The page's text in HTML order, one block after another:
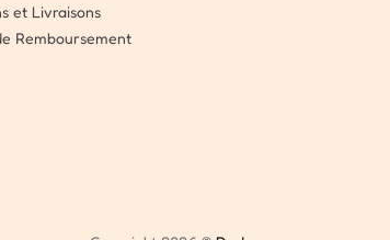
et Livraisons
Remboursement